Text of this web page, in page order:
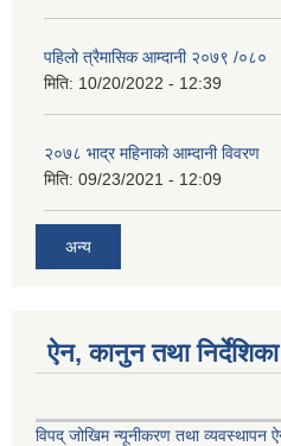
पहिलो त्रैमासिक आम्दानी २०७९ /०८०
मिति: 10/20/2022 - 12:39
२०७८ भाद्र महिनाकाे आम्दानी विवरण
मिति: 09/23/2021 - 12:09
अन्य
ऐन, कानुन तथा निर्देशिका
विपद् जोखिम न्यूनीकरण तथा व्यवस्थापन